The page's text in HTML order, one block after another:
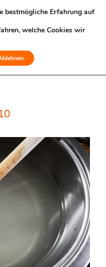
bestmögliche Erfahrung auf
welche Cookies wir